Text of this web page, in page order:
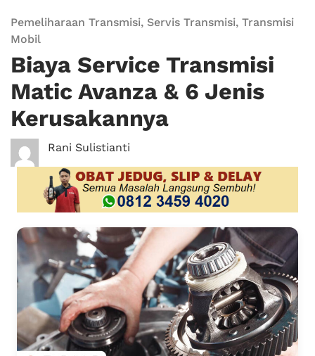
Pemeliharaan Transmisi, Servis Transmisi, Transmisi
Mobil
Biaya Service Transmisi
Matic Avanza & 6 Jenis
Kerusakannya
Rani Sulistianti